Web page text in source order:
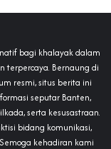
bagi khalayak dalam
terpercaya. Bernaung di
resmi, situs berita ini
seputar Banten,
serta kesusastraan.
bidang komunikasi,
kehadiran kami